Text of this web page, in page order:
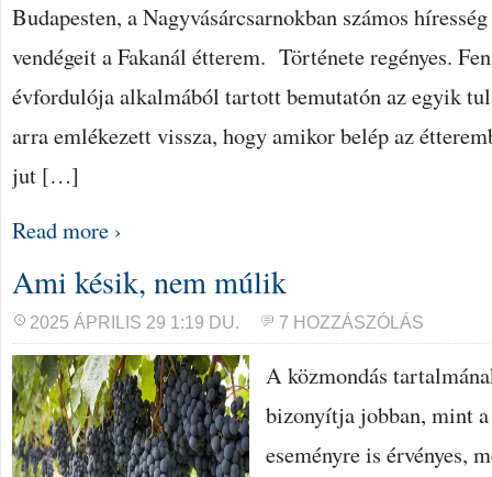
Budapesten, a Nagyvásárcsarnokban számos
vendégeit a Fakanál étterem. Története regényes.
évfordulója alkalmából tartott bemutatón az egyik
arra emlékezett vissza, hogy amikor belép az
jut […]
Read more ›
Ami késik, nem múlik
2025 ÁPRILIS 29 1:19 DU. 7 HOZZÁSZÓLÁS
A közmondás
bizonyítja jobban, mint
eseményre is érvényes,